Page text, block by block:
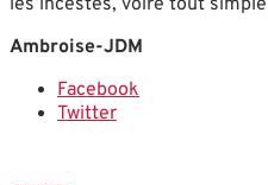
Ambroise-JDM
Facebook
Twitter